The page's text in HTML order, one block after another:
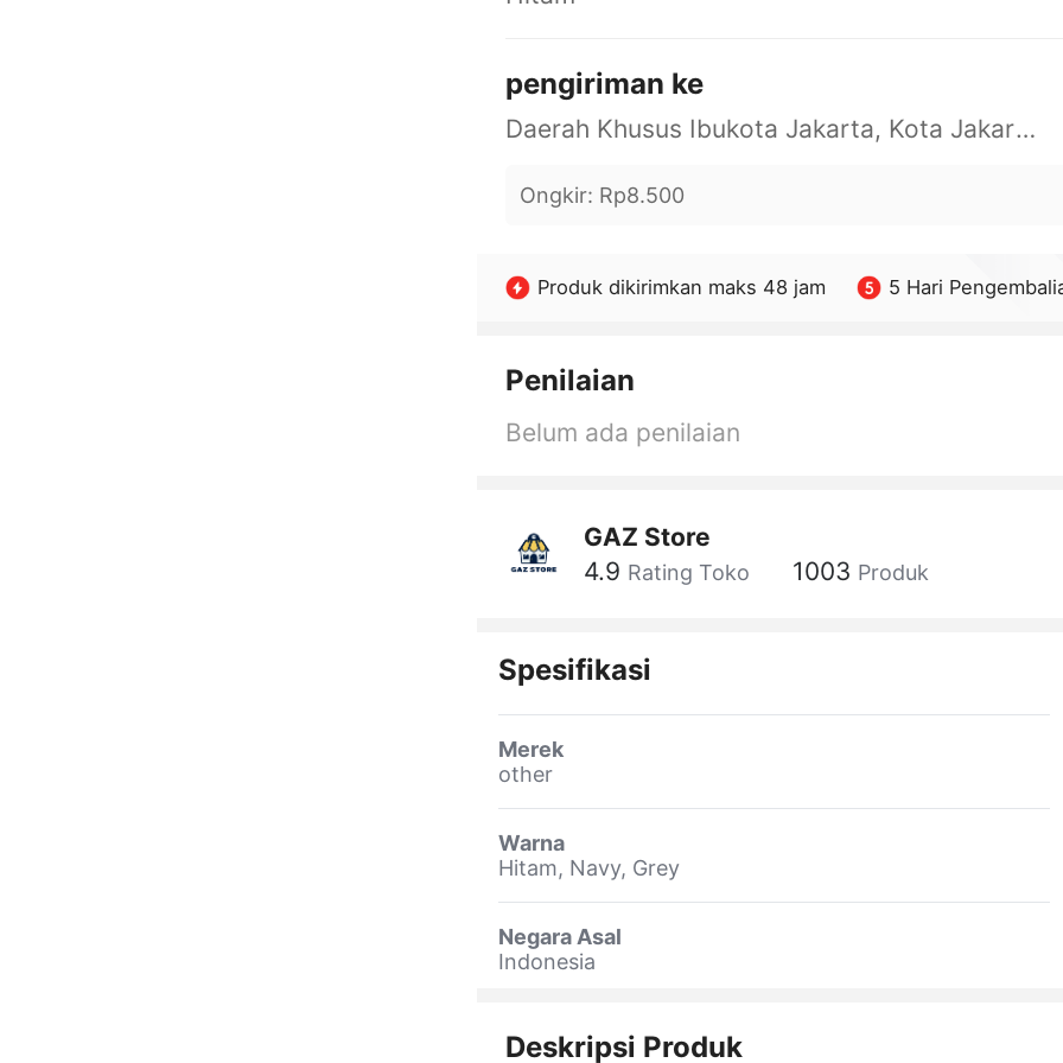
pengiriman ke
Daerah Khusus Ibukota Jakarta, Kota Jakarta Barat, Cengkareng, yy
Ongkir: Rp8.500
Produk dikirimkan maks 48 jam 5 Hari
Penilaian
Belum ada penilaian
GAZ Store
4.9 Rating Toko 1003 Produk
Spesifikasi
Merek
other
Warna
Hitam, Navy, Grey
Negara Asal
Indonesia
Deskripsi Produk